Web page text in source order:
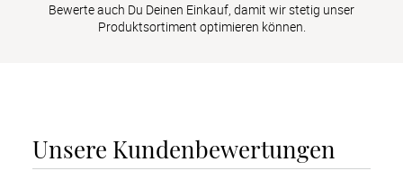
Bewerte auch Du Deinen Einkauf, damit wir stetig unser
Produktsortiment optimieren können.
Unsere Kundenbewertungen